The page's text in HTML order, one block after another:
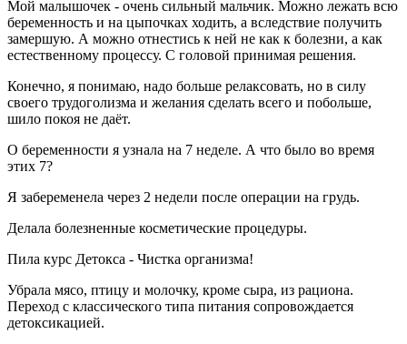
Мой малышочек - очень сильный мальчик. Можно лежать всю
беременность и на цыпочках ходить, а вследствие получить
замершую. А можно отнестись к ней не как к болезни, а как
естественному процессу. С головой принимая решения.
Конечно, я понимаю, надо больше релаксовать, но в силу
своего трудоголизма и желания сделать всего и побольше,
шило покоя не даёт.
О беременности я узнала на 7 неделе. А что было во время
этих 7?
Я забеременела через 2 недели после операции на грудь.
Делала болезненные косметические процедуры.
Пила курс Детокса - Чистка организма!
Убрала мясо, птицу и молочку, кроме сыра, из рациона.
Переход с классического типа питания сопровождается
детоксикацией.